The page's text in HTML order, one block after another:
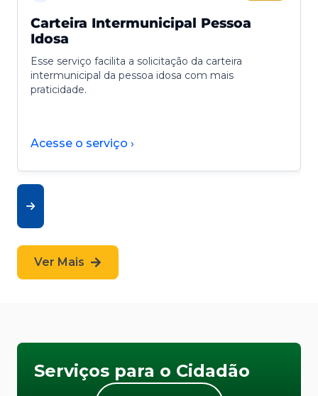
Carteira Intermunicipal Pessoa
Idosa
Esse serviço facilita a solicitação da carteira
intermunicipal da pessoa idosa com mais
praticidade.
Acesse o serviço ›
Ver Mais
Serviços para o Cidadão